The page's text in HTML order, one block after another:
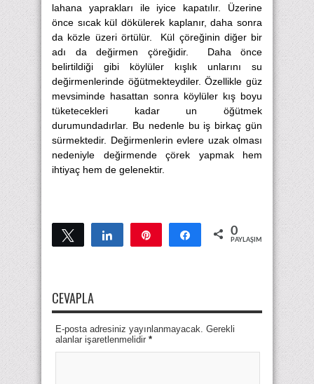
lahana yaprakları ile iyice kapatılır. Üzerine
önce sıcak kül dökülerek kaplanır, daha sonra
da közle üzeri örtülür. Kül çöreğinin diğer bir
adı da değirmen çöreğidir. Daha önce
belirtildiği gibi köylüler kışlık unlarını su
değirmenlerinde öğütmekteydiler. Özellikle güz
mevsiminde hasattan sonra köylüler kış boyu
tüketecekleri kadar un öğütmek
durumundadırlar. Bu nedenle bu iş birkaç gün
sürmektedir. Değirmenlerin evlere uzak olması
nedeniyle değirmende çörek yapmak hem
ihtiyaç hem de gelenektir.
Tweetle Paylaş Paylaş 0
PAYLAŞIMLAR
CEVAPLA
E-posta adresiniz yayınlanmayacak. Gerekli
alanlar işaretlenmelidir *